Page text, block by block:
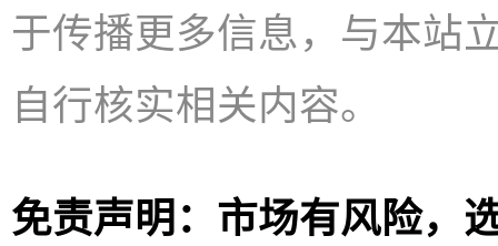
于传播更多信息，与本站
自行核实相关内容。
免责声明：市场有风险，